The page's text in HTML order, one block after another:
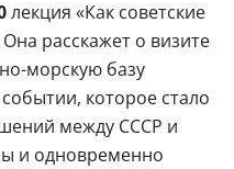
с 12:00 до 17:00
на каждое